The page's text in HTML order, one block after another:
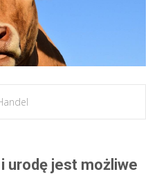
urodę jest możliwe